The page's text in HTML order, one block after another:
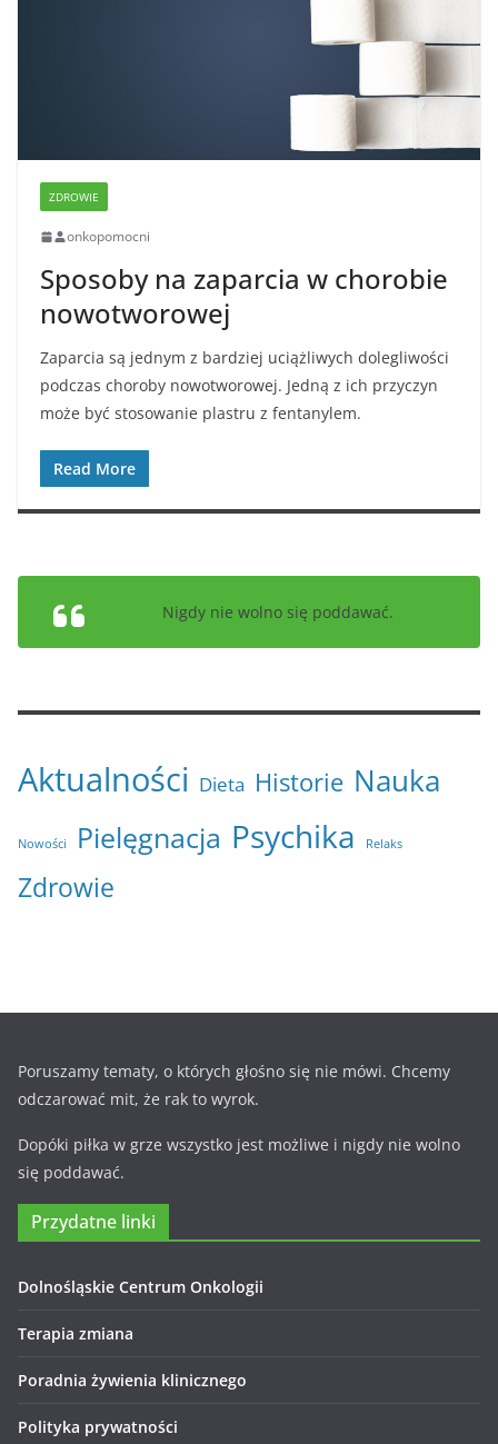
ZDROWIE
onkopomocni
Sposoby na zaparcia w chorobie
nowotworowej
Zaparcia są jednym z bardziej uciążliwych dolegliwości
podczas choroby nowotworowej. Jedną z ich przyczyn
może być stosowanie plastru z fentanylem.
Read More
Nigdy nie wolno się poddawać.
Aktualności Dieta Historie Nauka
Nowości Pielęgnacja Psychika Relaks
Zdrowie
Poruszamy tematy, o których głośno się nie mówi. Chcemy
odczarować mit, że rak to wyrok.
Dopóki piłka w grze wszystko jest możliwe i nigdy nie wolno
się poddawać.
Przydatne linki
Dolnośląskie Centrum Onkologii
Terapia zmiana
Poradnia żywienia klinicznego
Polityka prywatności